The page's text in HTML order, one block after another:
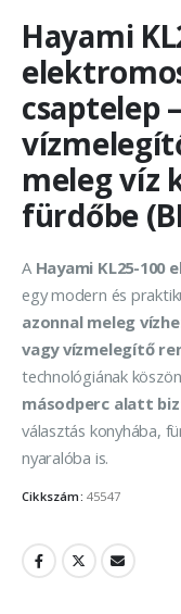
Hayami
csaptelep
meleg víz
fürdőbe
A Hayami KL25-
egy modern és
azonnal meleg
vagy vízmelegítő
technológiának
másodperc alatt
választás konyhába,
nyaralóba is.
Cikkszám: 45547